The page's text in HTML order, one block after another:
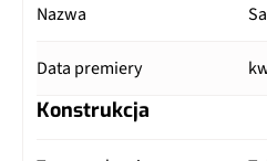
Nazwa
Data premiery
Konstrukcja